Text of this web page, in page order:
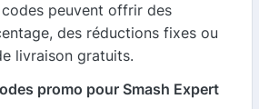
peuvent offrir des
des réductions fixes ou
livraison gratuits.
promo pour Smash Expert